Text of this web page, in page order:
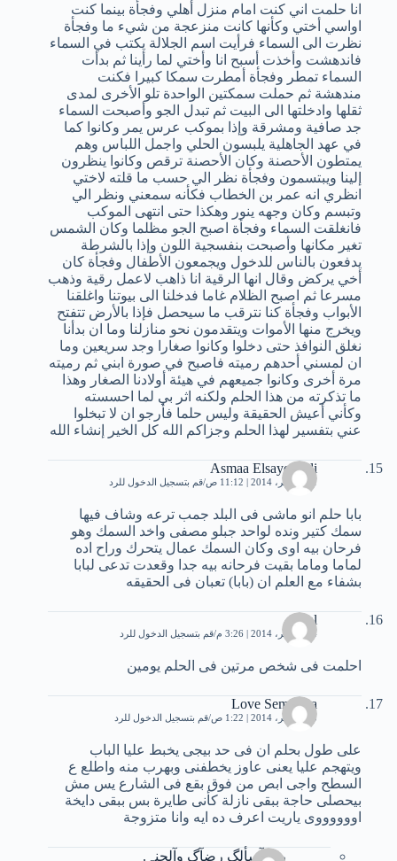
انا حلمت اني كنت امام منزل أهلي وفجأة بينما كنت
اواسي أختي وكأنها كانت منزعجة من شيء ما وفجأة
نظرت الى السماء فرأيت اسم الجلالة يكتب في السماء
فاندهشت وأخذت أسبح انا وأختي لما رأينا ثم بدأت
السماء تمطر وفجأة أمطرت سمكا كبيرا فكنت
مندهشة ثم حملت سمكتين الواحدة تلو الأخرى لمدى
ثقلها وادخلتها الى البيت ثم تبدل الجو وأصبحت السماء
جد صافية ومشرقة وإذا بموكب عرس يمر وكانوا كما
في عهد الجاهلية يلبسون الحلي واجمل اللباس وهم
يمتطون الأحصنة وكان الأحصنة ترقص وكانوا ينظرون
إلينا ويبتسمون وفجأة نظر الي حسب ما قلته لاختي
انظري انه عمر بن الخطاب فكأنه سمعني ونظر الي
وتبسم وكان وجهه ينور وهكذا حتى انتهى الموكب
فانغلقت السماء وفجأة اصبح الجو مظلما وكان الشمس
تغير مكانها وأصبحت بنفسجية اللون وإذا بالشرطة
يدفعون بالناس للدخول ويجمعون الأطفال وفجأة كان
أخي يركض وقال انها الرقية انا ذاهب لاعمل رقية وذهب
مسرعا ثم اصبح الظلام غاما فدخلنا الى بيوتنا واغلقنا
الأبواب وفجأة كنا نترقب ما سيحصل فإذا بالأرض تتفتح
ويخرج منها الأموات ويتقدمون نحو منازلنا وما ان بدأنا
نغلق النوافذ حتى دخلوا وكانوا صغارا وجد سريعين وما
ان لمسني أحدهم رميته فاصبح في صورة ابني ثم رميته
مرة أخرى وكانوا جميعهم في هيئة أولادنا الصغار وهذا
ما تذكرته من هذا الحلم ولكنه اثر بي لما احسسته
وكأني أعيش الحقيقة وليس حلما فأرجو ان لا تبخلوا
عني بتفسير لهذا الحلم وجزاكم الله كل الخير إنشاء الله
Asmaa Elsayed Ali
21 نوفمبر، 2014 | 11:12 ص قم بتسجيل الدخول للرد
بابا حلم انو ماشى فى البلد جمب ترعه وشاف فيها
سمك كتير ونده لواحد جبلو مصفى واخد السمك وهو
فرحان بيه اوى وكان السمك عمال يتحرك وراح اده
لماما وماما بقيت فرحانه بيه جدا وقعدت تدعى لبابا
بشفاء مع العلم ان (بابا) تعبان فى الحقيقه
amal
24 نوفمبر، 2014 | 3:26 م قم بتسجيل الدخول للرد
احلمت فى شخص مرتين فى الحلم يومين
Love Semsema
25 نوفمبر، 2014 | 1:22 ص قم بتسجيل الدخول للرد
على طول بحلم ان فى حد بيجى يخبط عليا الباب
ويتهجم عليا يعنى عاوز يخطفنى وبهرب منه واطلع ع
السطح واجى ابص من فوق بقع فى الشارع يس مش
بيحصلى حاجة ببقى نازلة كأنى طايرة بس ببقى دايخة
اووووووى ياريت اعرف ده ايه وانا متزوجة
ربے آسألگ رضآگ وآلجنہ.